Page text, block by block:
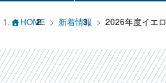
HOME 新着情報 2026年度イエ